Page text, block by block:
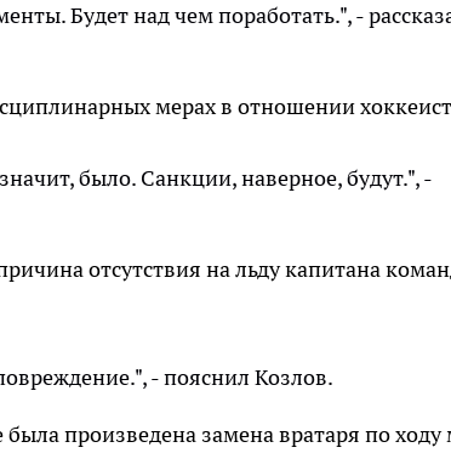
Будет над чем поработать.", -
мерах в отношении
было. Санкции, наверное, будут.", -
отсутствия на льду капитана
- пояснил Козлов.
произведена замена вратаря по ходу